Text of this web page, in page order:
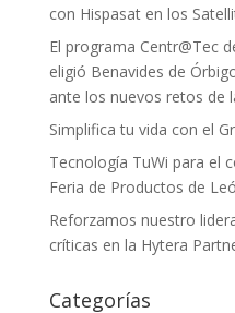
con Hispasat en los
El programa Centr@Tec
eligió Benavides de
ante los nuevos retos de
Simplifica tu vida con el
Tecnología TuWi para el
Feria de Productos de
Reforzamos nuestro
críticas en la Hytera
Categorías